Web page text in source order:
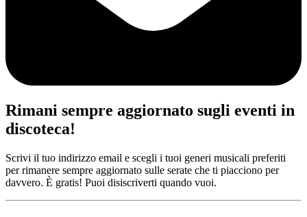
Rimani sempre aggiornato sugli eventi in
discoteca!
Scrivi il tuo indirizzo email e scegli i tuoi generi musicali preferiti
per rimanere sempre aggiornato sulle serate che ti piacciono per
davvero. È gratis! Puoi disiscriverti quando vuoi.